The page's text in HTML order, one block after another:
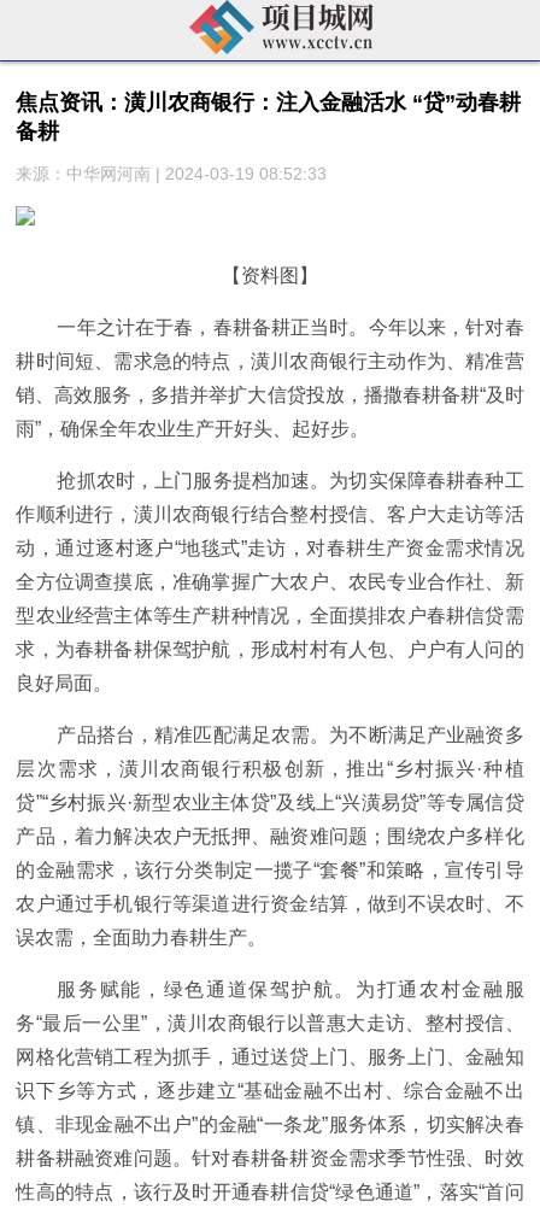
焦点资讯：潢川农商银行：注入金融活水 “贷”动春耕
备耕
来源：中华网河南 | 2024-03-19 08:52:33
【资料图】
一年之计在于春，春耕备耕正当时。今年以来，针对春
耕时间短、需求急的特点，潢川农商银行主动作为、精准营
销、高效服务，多措并举扩大信贷投放，播撒春耕备耕“及时
雨”，确保全年农业生产开好头、起好步。
抢抓农时，上门服务提档加速。为切实保障春耕春种工
作顺利进行，潢川农商银行结合整村授信、客户大走访等活
动，通过逐村逐户“地毯式”走访，对春耕生产资金需求情况
全方位调查摸底，准确掌握广大农户、农民专业合作社、新
型农业经营主体等生产耕种情况，全面摸排农户春耕信贷需
求，为春耕备耕保驾护航，形成村村有人包、户户有人问的
良好局面。
产品搭台，精准匹配满足农需。为不断满足产业融资多
层次需求，潢川农商银行积极创新，推出“乡村振兴·种植
贷”“乡村振兴·新型农业主体贷”及线上“兴潢易贷”等专属信贷
产品，着力解决农户无抵押、融资难问题；围绕农户多样化
的金融需求，该行分类制定一揽子“套餐”和策略，宣传引导
农户通过手机银行等渠道进行资金结算，做到不误农时、不
误农需，全面助力春耕生产。
服务赋能，绿色通道保驾护航。为打通农村金融服
务“最后一公里”，潢川农商银行以普惠大走访、整村授信、
网格化营销工程为抓手，通过送贷上门、服务上门、金融知
识下乡等方式，逐步建立“基础金融不出村、综合金融不出
镇、非现金融不出户”的金融“一条龙”服务体系，切实解决春
耕备耕融资难问题。针对春耕备耕资金需求季节性强、时效
性高的特点，该行及时开通春耕信贷“绿色通道”， 落实“首问